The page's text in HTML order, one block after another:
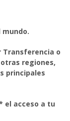
Transferencia o
regiones,
principales
el acceso a tu